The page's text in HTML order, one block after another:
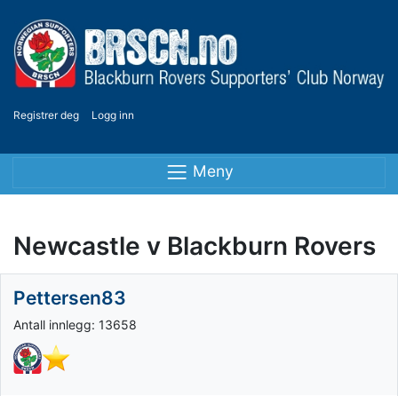
Registrer deg Logg inn
Meny
Newcastle v Blackburn Rovers
Pettersen83
Antall innlegg: 13658